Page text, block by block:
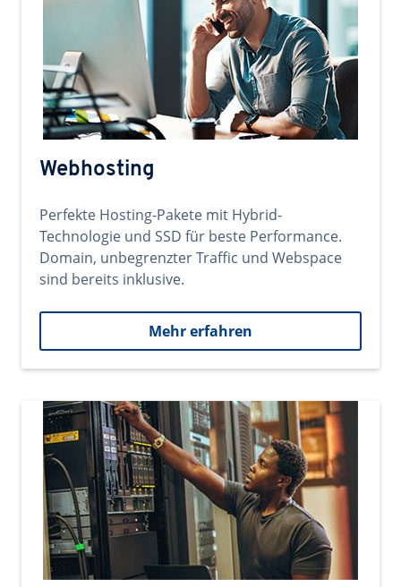
Webhosting
Perfekte Hosting-Pakete mit Hybrid-
Technologie und SSD für beste Performance.
Domain, unbegrenzter Traffic und Webspace
sind bereits inklusive.
Mehr erfahren